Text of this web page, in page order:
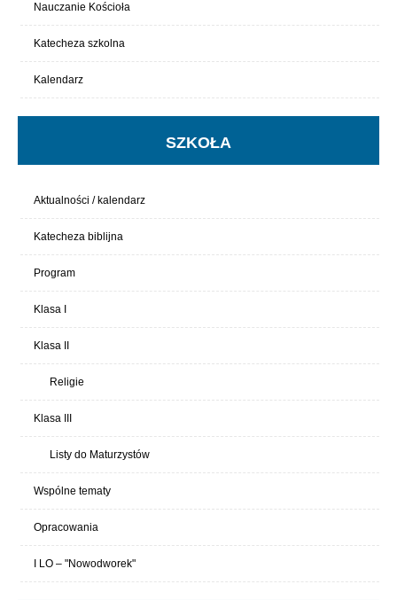
Nauczanie Kościoła
Katecheza szkolna
Kalendarz
SZKOŁA
Aktualności / kalendarz
Katecheza biblijna
Program
Klasa I
Klasa II
Religie
Klasa III
Listy do Maturzystów
Wspólne tematy
Opracowania
I LO – "Nowodworek"